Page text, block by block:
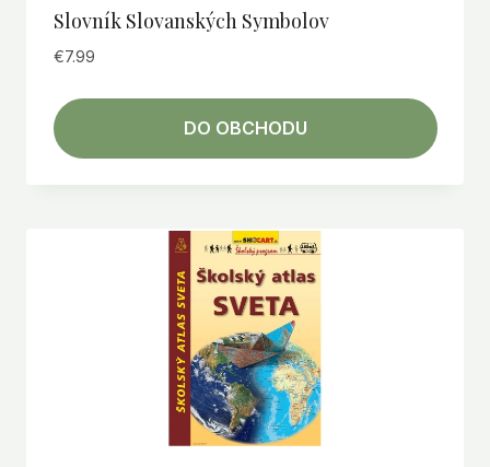
Slovník Slovanských Symbolov
€7.99
DO OBCHODU